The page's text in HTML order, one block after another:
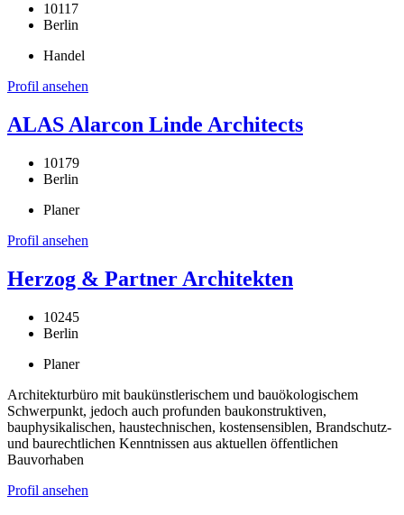
10117
Berlin
Handel
Profil ansehen
ALAS Alarcon Linde Architects
10179
Berlin
Planer
Profil ansehen
Herzog & Partner Architekten
10245
Berlin
Planer
Architekturbüro mit baukünstlerischem und bauökologischem
Schwerpunkt, jedoch auch profunden baukonstruktiven,
bauphysikalischen, haustechnischen, kostensensiblen, Brandschutz-
und baurechtlichen Kenntnissen aus aktuellen öffentlichen
Bauvorhaben
Profil ansehen